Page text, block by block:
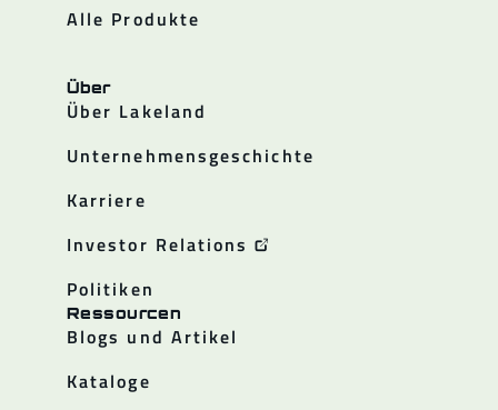
Alle Produkte
Über
Über Lakeland
Unternehmensgeschichte
Karriere
Investor Relations
Politiken
Ressourcen
Blogs und Artikel
Kataloge